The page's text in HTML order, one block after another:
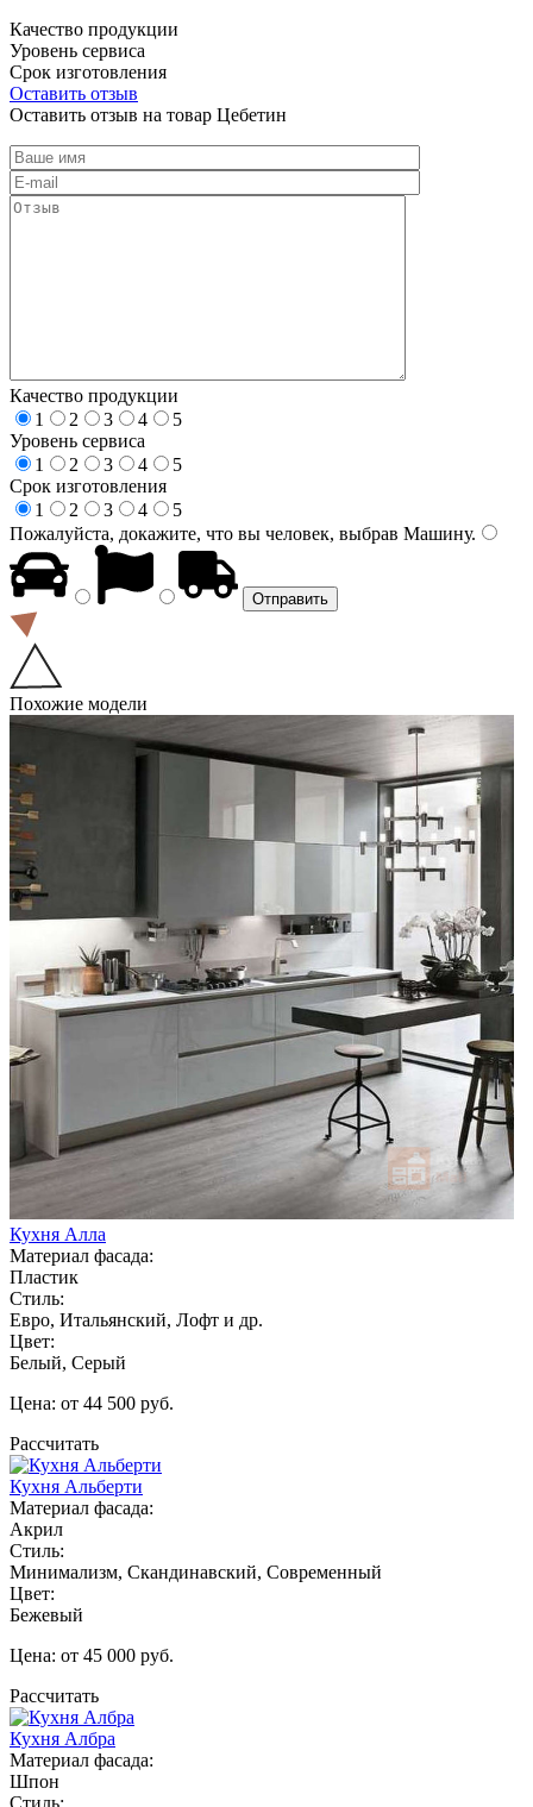
Качество продукции
Уровень сервиса
Срок изготовления
Оставить отзыв
Оставить отзыв на товар Цебетин
Качество продукции
1
2 3 4
5
Уровень сервиса
1
2 3 4
5
Срок изготовления
1
2 3 4
5
Пожалуйста, докажите, что вы человек, выбрав Машину.
Похожие модели
Кухня Алла
Материал фасада:
Пластик
Стиль:
Евро, Итальянский, Лофт и др.
Цвет:
Белый, Серый
Цена: от 44 500 руб.
Рассчитать
Кухня Альберти
Материал фасада:
Акрил
Стиль:
Минимализм, Скандинавский, Современный
Цвет:
Бежевый
Цена: от 45 000 руб.
Рассчитать
Кухня Албра
Материал фасада:
Шпон
Стиль: